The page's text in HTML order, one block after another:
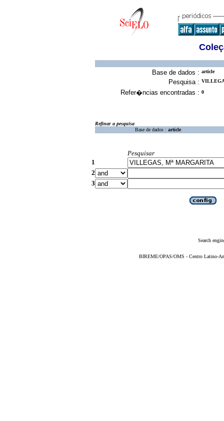
Base de dados : article
Pesquisa :
Refer�ncias encontradas : 0
Refinar a pesquisa
Base de dados : article
Pesquisar
1
2
3
Search
BIREME/OPAS/OMS - Centro Latino-